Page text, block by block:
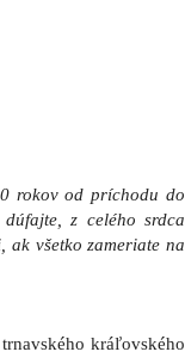
rokov od príchodu do
z celého srdca
ak všetko zameriate na
kráľovského